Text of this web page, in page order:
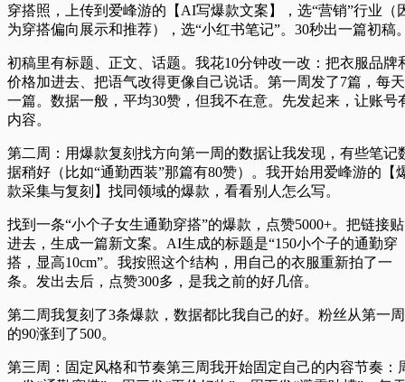
穿搭照，上传到爱峰游的【AI写爆款文案】，选“营销”行业（
为穿搭偏向展示和推荐），选“小红书笔记”。30秒出一篇初稿
初稿里有标题、正文、话题。我花10分钟改一改：把衣服品牌
价格加进去、把语气改得更像自己说话。第一周发了7篇，每天
一篇。数据一般，平均30赞，但我不在意。先发起来，让账号
内容。
第二周：用爆款复刻找方向第一周的数据让我发现，有些笔记
据稍好（比如“通勤西装”那篇有80赞）。我开始用爱峰游的【
款采集与复刻】找同领域的爆款，看看别人怎么写。
找到一条“小个子女生通勤穿搭”的爆款，点赞5000+。把链接贴
进去，生成一篇新文案。AI生成的标题是“150小个子的通勤穿
搭，显高10cm”。我按照这个结构，用自己的衣服重新拍了一
条。发出去后，点赞300多，是我之前的好几倍。
第二周我复刻了3条爆款，数据都比我自己的好。粉丝从第一周
的90涨到了500。
第三周：固定风格和节奏第三周我开始固定自己的内容节奏：